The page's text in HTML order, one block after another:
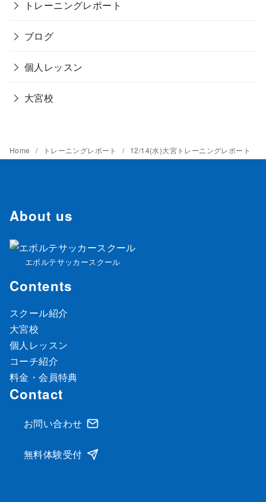
トレーニングレポート
ブログ
個人レッスン
大宮校
Home トレーニングレポート 12/14(水)大宮トレーニングレポート
About us
エボルテサッカースクール
Contents
スクール紹介
大宮校
個人レッスン
コーチ紹介
料金・会員特典
Contact
お問い合わせ
無料体験受付